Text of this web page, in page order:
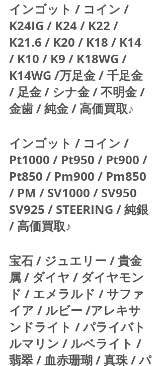
インゴット / コイン /
K24IG / K24 / K22 /
K21.6 / K20 / K18 / K14
/ K10 / K9 / K18WG /
K14WG /万足金 / 千足金
/ 足金 / シナ金 / 不明金 /
金歯 / 純金 / 高価買取♪
インゴット / コイン /
Pt1000 / Pt950 / Pt900 /
Pt850 / Pm900 / Pm850
/ PM / SV1000 / SV950
SV925 / STEERING / 純銀
/ 高価買取♪
宝石 / ジュエリー / 貴金
属 / ダイヤ / ダイヤモン
ド / エメラルド / サファ
イア / ルビー /アレキサ
ンドライト / パライバト
ルマリン / ルベライト /
翡翠 / 血赤珊瑚 / 真珠 / パ